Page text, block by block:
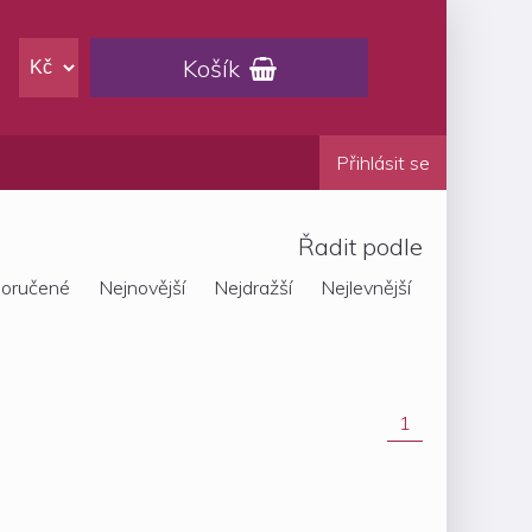
Přihlásit se
Košík 
Řadit podle
Nejnovější Nejdražší Nejlevnější
1